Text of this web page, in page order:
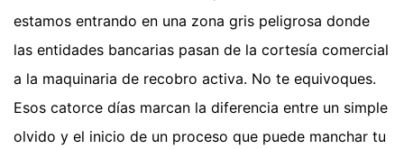
estamos entrando en una zona gris peligrosa donde
las entidades bancarias pasan de la cortesía comercial
a la maquinaria de recobro activa. No te equivoques.
Esos catorce días marcan la diferencia entre un simple
olvido y el inicio de un proceso que puede manchar tu